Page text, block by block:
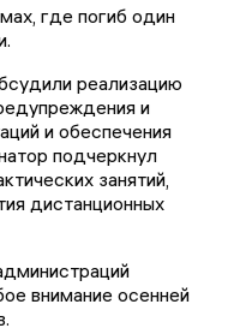
где погиб один
реализацию
и
и обеспечения
подчеркнул
занятий,
дистанционных
внимание осенней